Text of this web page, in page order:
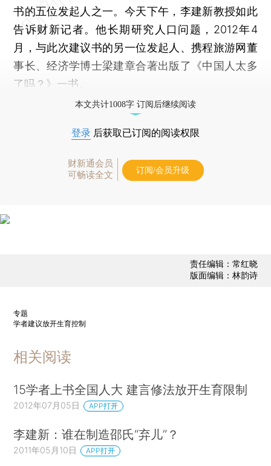
书的五位发起人之一。今天下午，李建新教授如此
告诉财新记者。他长期研究人口问题，2012年4
月，与此次建议书的另一位发起人、携程旅游网董
事长、经济学博士梁建章合著出版了《中国人太多
了吗？》一书。
本文共计1008字 订阅后继续阅读
登录 后获取已订阅的阅读权限
财新通会员
可畅读全文
订阅/会员升级
责任编辑：常红晓
版面编辑：林韵诗
专题
学者建议放开生育控制
相关阅读
15学者上书全国人大 建言修法放开生育限制
2012年07月05日 APP打开
李建新：谁在制造邵氏“弃儿”？
2011年05月10日 APP打开